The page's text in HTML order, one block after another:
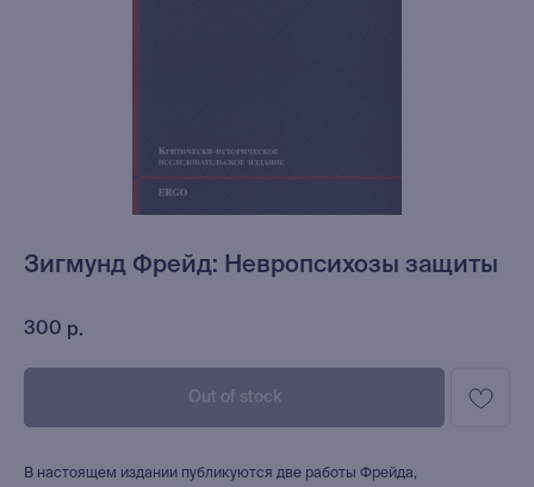
Зигмунд Фрейд: Невропсихозы защиты
300 р.
Out of stock
В настоящем издании публикуются две работы Фрейда,